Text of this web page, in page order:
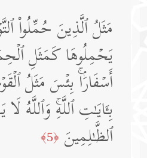
مَثَلُ ٱلَّذِینَ حُمِّلُوا۟
یَحۡمِلُوهَا كَمَثَلِ
أَسۡفَارَۢاۚ بِئۡسَ مَثَلُ
بِـَٔایَـٰتِ ٱللَّهِۚ وَٱللَّهُ
ٱلظَّـٰلِمِینَ ﴿5﴾